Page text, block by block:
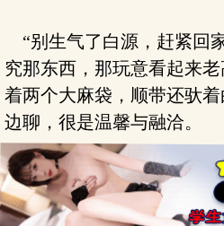
“别生气了白源，赶紧回
究那东西，那玩意看起来
着两个大麻袋，顺带还驮
边聊，很是温馨与融洽。